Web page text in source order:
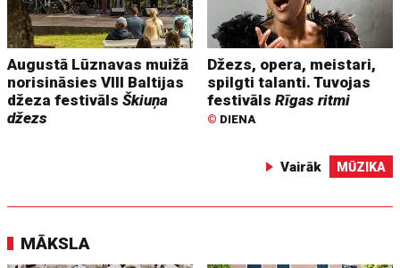
Augustā Lūznavas muižā
norisināsies VIII Baltijas
džeza festivālsŠkiuņa
džezs
Džezs, opera, meistari,
spilgti talanti. Tuvojas
festivālsRīgas ritmi
© DIENA
Vairāk MŪZIKA
MĀKSLA